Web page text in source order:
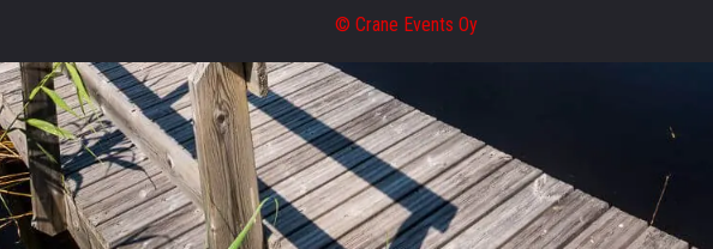
© Crane Events Oy